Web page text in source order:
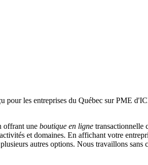
offrant une boutique en ligne transactionnelle
et domaines. En affichant votre
autres options. Nous travaillons sans